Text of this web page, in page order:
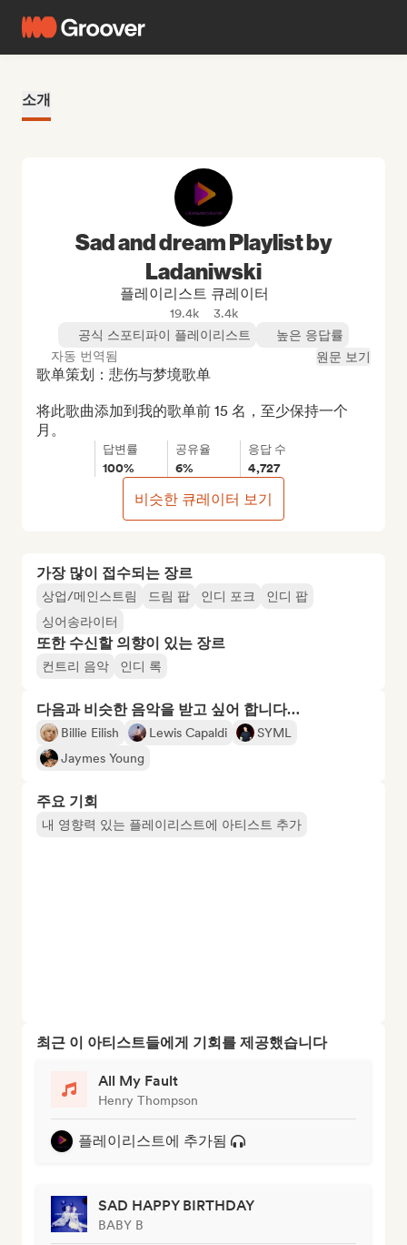
소개
가장 많이 접수되는 장르
상업/메인스트림 드림 팝 인디 포크
인디 팝
싱어송라이터
또한 수신할 의향이 있는 장르
컨트리 음악 인디 록
다음과 비슷한 음악을 받고 싶어 합니다…
Billie Eilish Lewis Capaldi
SYML
Jaymes Young
주요 기회
내 영향력 있는 플레이리스트에 아티스트 추가
최근 이 아티스트들에게 기회를 제공했습니다
All My Fault
Henry Thompson
플레이리스트에 추가됨
SAD HAPPY BIRTHDAY
BABY B
Sad and dream Playlist by
Ladaniwski
플레이리스트 큐레이터
19.4k
3.4k
공식 스포티파이 플레이리스트
높은 응답률
자동 번역됨
원문 보기
歌单策划：悲伤与梦境歌单
将此歌曲添加到我的歌单前 15 名，至少保持一个
月。
답변률
100%
공유율
6%
응답 수
4,727
비슷한 큐레이터 보기